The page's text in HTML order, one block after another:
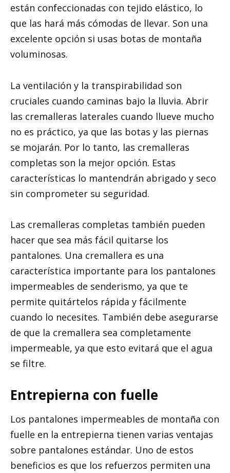
están confeccionadas con tejido elástico, lo
que las hará más cómodas de llevar. Son una
excelente opción si usas botas de montaña
voluminosas.
La ventilación y la transpirabilidad son
cruciales cuando caminas bajo la lluvia. Abrir
las cremalleras laterales cuando llueve mucho
no es práctico, ya que las botas y las piernas
se mojarán. Por lo tanto, las cremalleras
completas son la mejor opción. Estas
características lo mantendrán abrigado y seco
sin comprometer su seguridad.
Las cremalleras completas también pueden
hacer que sea más fácil quitarse los
pantalones. Una cremallera es una
característica importante para los pantalones
impermeables de senderismo, ya que te
permite quitártelos rápida y fácilmente
cuando lo necesites. También debe asegurarse
de que la cremallera sea completamente
impermeable, ya que esto evitará que el agua
se filtre.
Entrepierna con fuelle
Los pantalones impermeables de montaña con
fuelle en la entrepierna tienen varias ventajas
sobre pantalones estándar. Uno de estos
beneficios es que los refuerzos permiten una